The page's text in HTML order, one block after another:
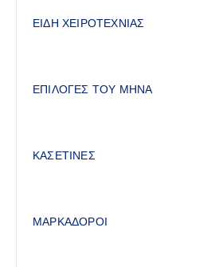
ΕΙΔΗ ΧΕΙΡΟΤΕΧΝΙΑΣ
ΕΠΙΛΟΓΕΣ ΤΟΥ ΜΗΝΑ
ΚΑΣΕΤΙΝΕΣ
ΜΑΡΚΑΔΟΡΟΙ